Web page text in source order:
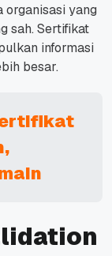
organisasi yang
sah. Sertifikat
informasi
besar.